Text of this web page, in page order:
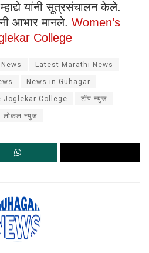
यांनी सूत्रसंचालन केले.
आभार मानले. Women’s
College
Latest Marathi News
News in Guhagar
Joglekar College टॉप न्युज
लोकल न्युज